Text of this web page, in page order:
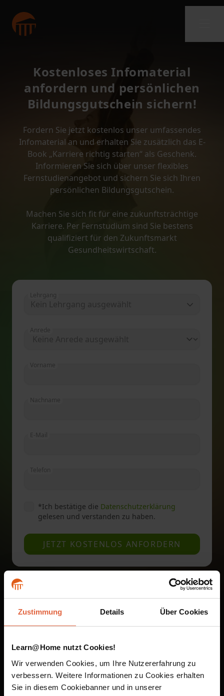
Zustimmung Details Über Cookies
Learn@Home nutzt Cookies!
Wir verwenden Cookies, um Ihre Nutzererfahrung zu
verbessern. Weitere Informationen zu Cookies erhalten
Sie in diesem Cookiebanner und in unserer
Kostenloses Infomaterial
anfordern und persönlichen
Bildungsgutschein sichern!
Fordern Sie jetzt kostenlos unser umfassendes
Infomaterial an und erhalten Sie zusätzlich das E-
Book „Karriere richtig starten“ als Geschenk.
Informieren Sie sich über unser flexibles
Fernstudienangebot und sichern Sie sich Ihren
persönlichen Bildungsgutschein.
Machen Sie sich fit für eine zukunftsträchtige
Karriere. Per Fernstudium sind Sie bestens
qualifiziert für den Zukunftsmarkt
Gesundheitswirtschaft.
Lehrgang
Anrede
Vorname
Nachname
E-Mail
Telefon
*Ich bestätige die Datenschutzerklärung
gelesen und verstanden zu haben.
JETZT KOSTENLOS ANFORDERN
Unsere Fernstudien sind
auf dem Smartphone und
im Browser verfügbar